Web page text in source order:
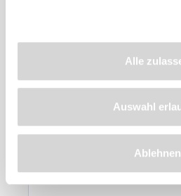
Alle
Auswahl
Ablehnen